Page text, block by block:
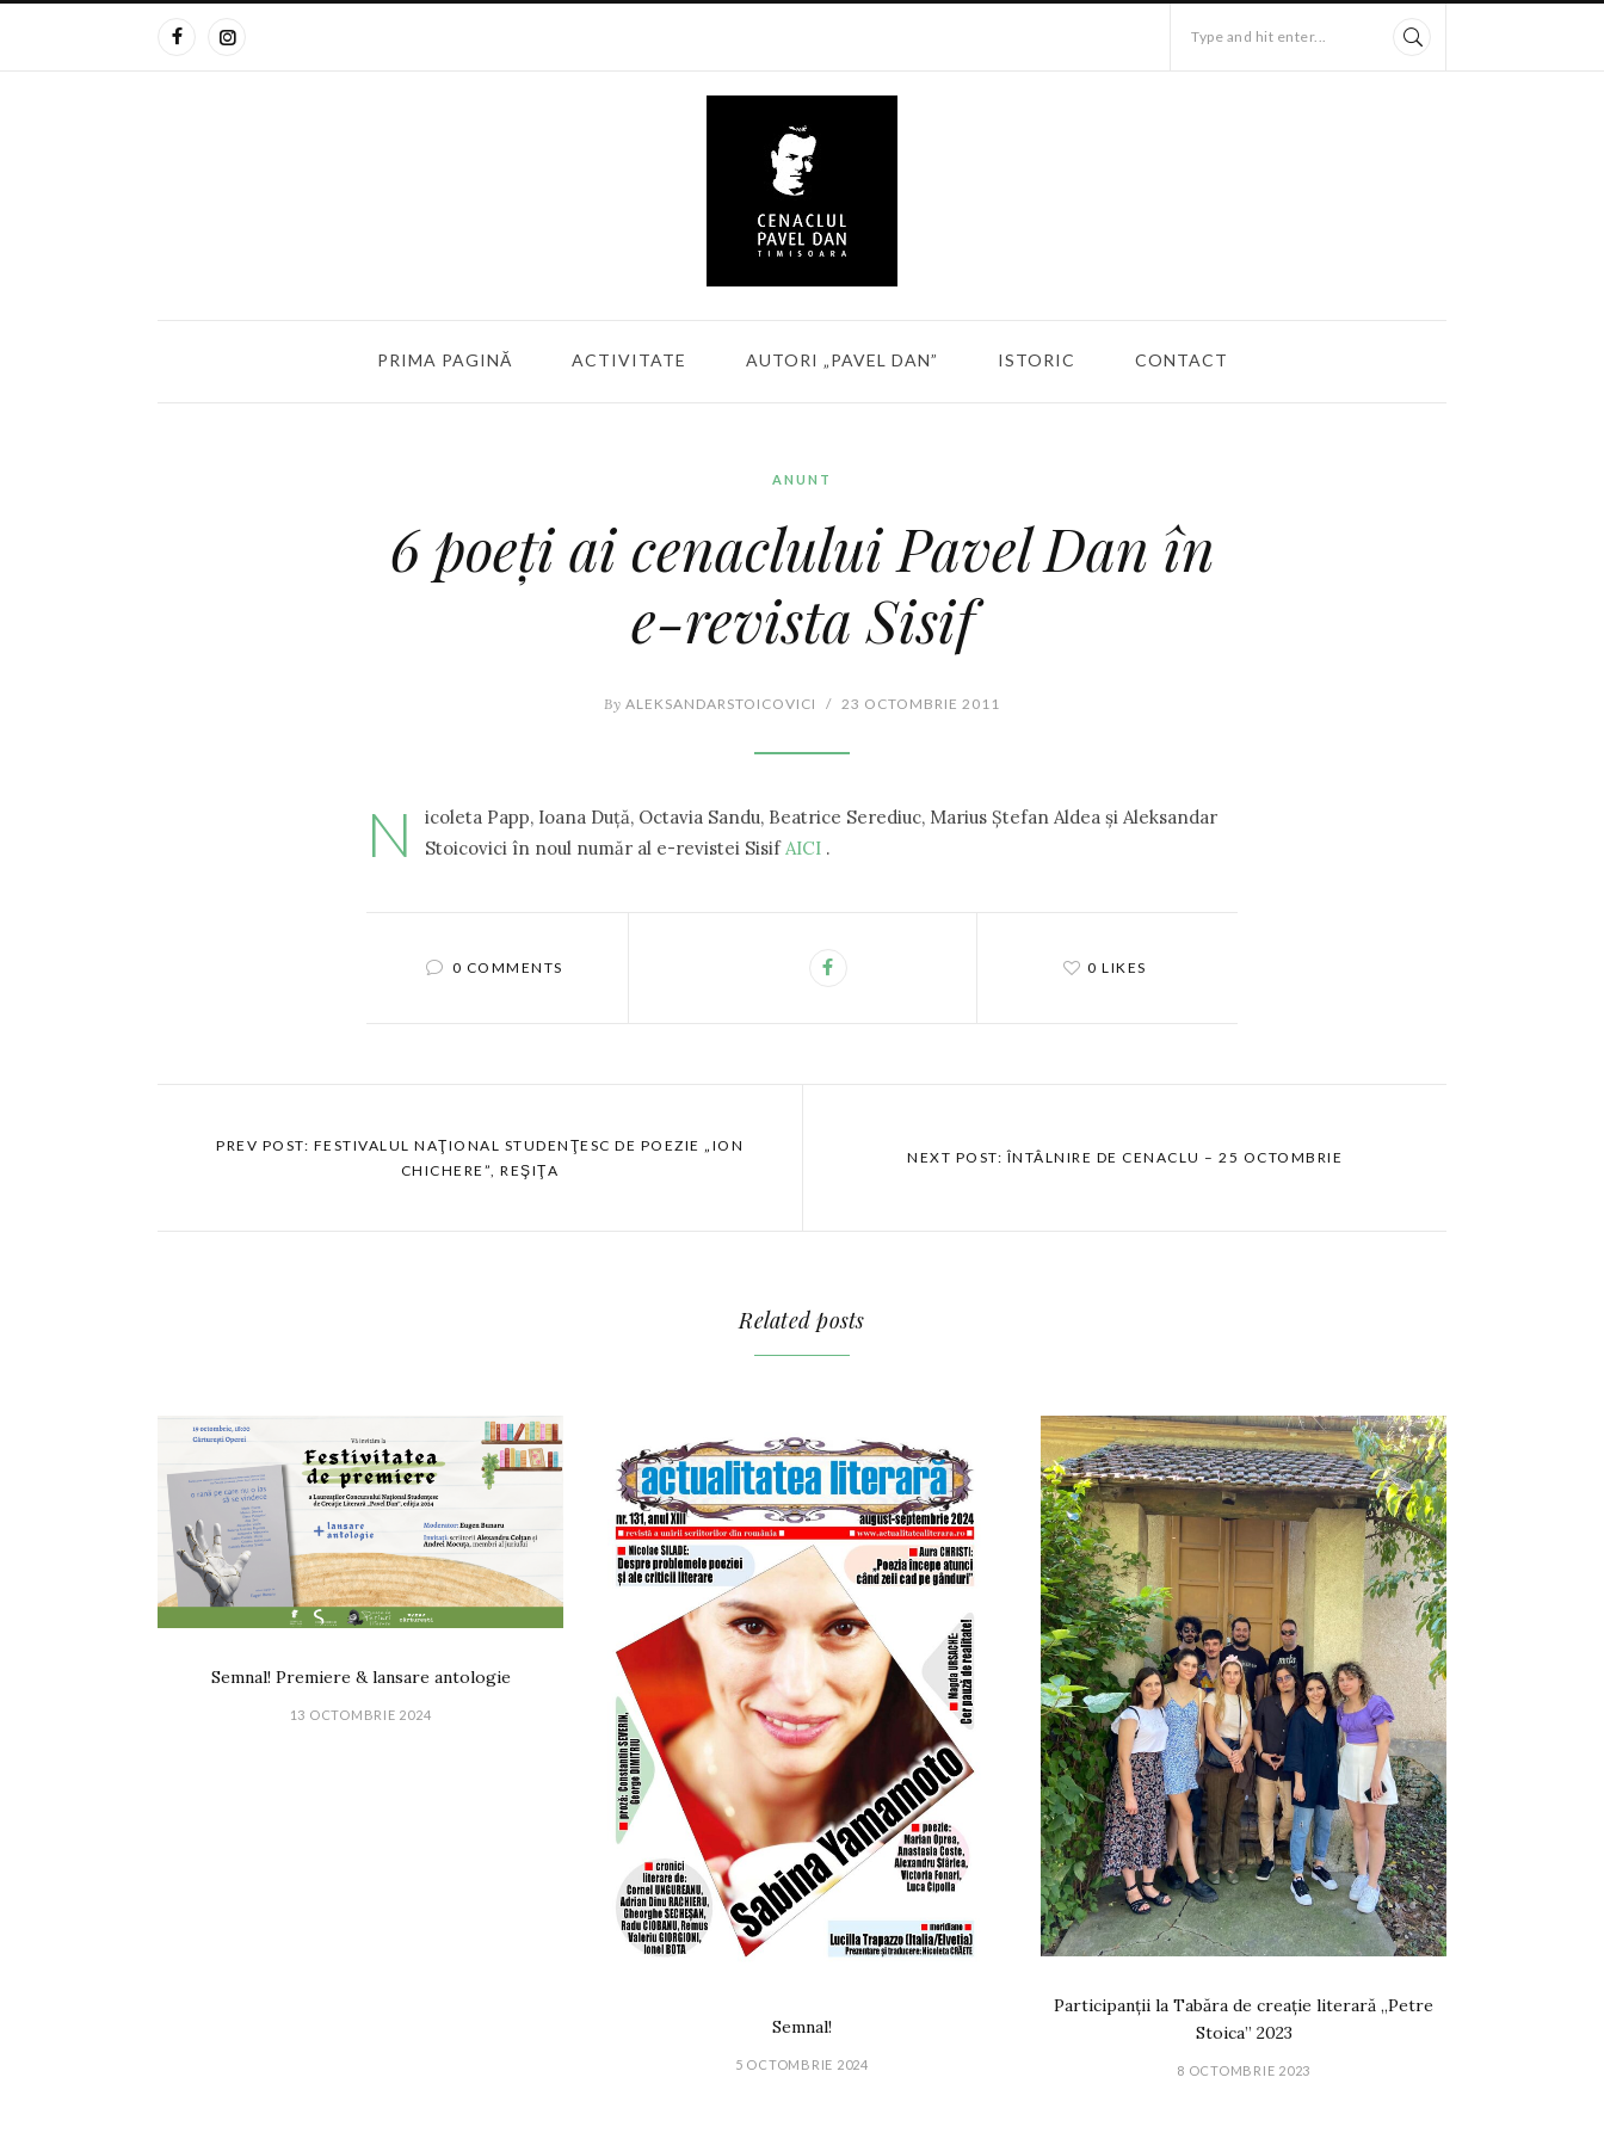
Type and hit enter...
PRIMA PAGINĂ ACTIVITATE AUTORI „PAVEL DAN” ISTORIC CONTACT
ANUNT
6 poeţi ai cenaclului Pavel Dan în
e-revista Sisif
By ALEKSANDARSTOICOVICI / 23 OCTOMBRIE 2011
N
icoleta Papp, Ioana Duţă, Octavia Sandu, Beatrice Serediuc, Marius Ştefan Aldea şi Aleksandar
Stoicovici în noul număr al e-revistei SisifAICI .
0 COMMENTS 0 LIKES
PREV POST: FESTIVALUL NAŢIONAL STUDENŢESC DE POEZIE „ION
CHICHERE”, REŞIŢA
NEXT POST: ÎNTÂLNIRE DE CENACLU – 25 OCTOMBRIE
Related posts
Semnal! Premiere & lansare antologie
13 OCTOMBRIE 2024
Semnal!
5 OCTOMBRIE 2024
Participanții la Tabăra de creație literară „Petre
Stoica” 2023
8 OCTOMBRIE 2023